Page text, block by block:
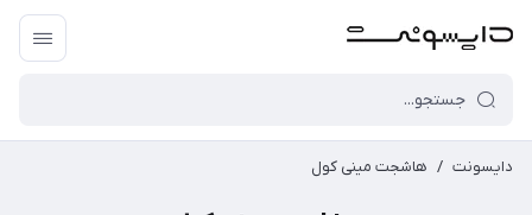
دایسونت / هاشجت مینی کول